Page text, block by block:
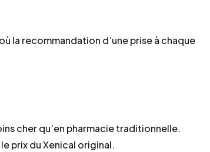
la recommandation d’une prise à chaque
cher qu’en pharmacie traditionnelle.
prix du Xenical original.